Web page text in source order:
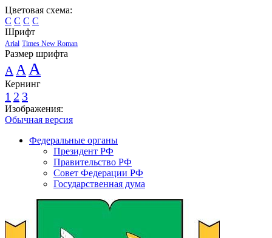
Цветовая схема:
C C C C
Шрифт
Arial Times New Roman
Размер шрифта
A A A
Кернинг
1 2 3
Изображения:
Обычная версия
Федеральные органы
Президент РФ
Правительство РФ
Совет Федерации РФ
Государственная дума